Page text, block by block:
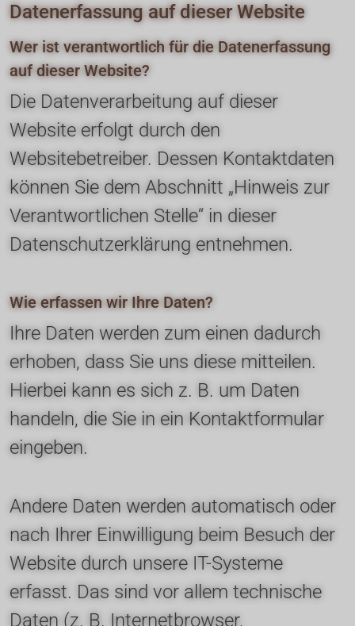
Datenerfassung auf dieser Website
Wer ist verantwortlich für die Datenerfassung
auf dieser Website?
Die Datenverarbeitung auf dieser
Website erfolgt durch den
Websitebetreiber. Dessen Kontaktdaten
können Sie dem Abschnitt „Hinweis zur
Verantwortlichen Stelle“ in dieser
Datenschutzerklärung entnehmen.
Wie erfassen wir Ihre Daten?
Ihre Daten werden zum einen dadurch
erhoben, dass Sie uns diese mitteilen.
Hierbei kann es sich z. B. um Daten
handeln, die Sie in ein Kontaktformular
eingeben.
Andere Daten werden automatisch oder
nach Ihrer Einwilligung beim Besuch der
Website durch unsere IT-Systeme
erfasst. Das sind vor allem technische
Daten (z. B. Internetbrowser,